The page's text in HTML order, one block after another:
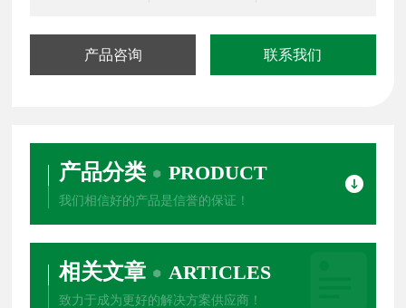
产品咨询 联系我们
产品分类 PRODUCT
我们相信好的产品是信誉的保证！
相关文章 ARTICLES
致力于成为更好的解决方案供应商！